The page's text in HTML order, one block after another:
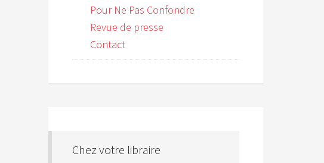
Pour Ne Pas Confondre
Revue de presse
Contact
Chez votre libraire